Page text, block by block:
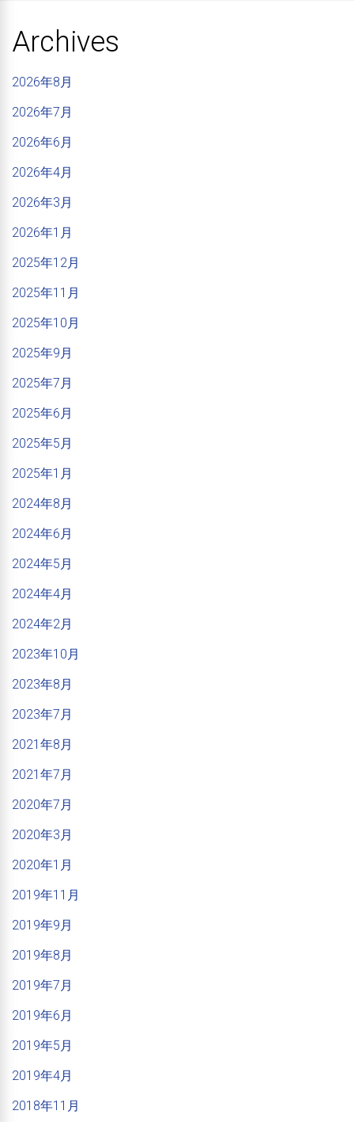
Archives
2026年8月
2026年7月
2026年6月
2026年4月
2026年3月
2026年1月
2025年12月
2025年11月
2025年10月
2025年9月
2025年7月
2025年6月
2025年5月
2025年1月
2024年8月
2024年6月
2024年5月
2024年4月
2024年2月
2023年10月
2023年8月
2023年7月
2021年8月
2021年7月
2020年7月
2020年3月
2020年1月
2019年11月
2019年9月
2019年8月
2019年7月
2019年6月
2019年5月
2019年4月
2018年11月